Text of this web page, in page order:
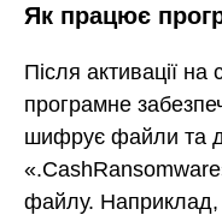
Як працює
Після активації
програмне
шифрує файли та
файлу. Наприклад,